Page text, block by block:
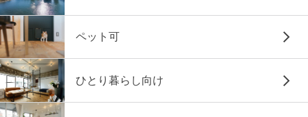
ペット可
ひとり暮らし向け